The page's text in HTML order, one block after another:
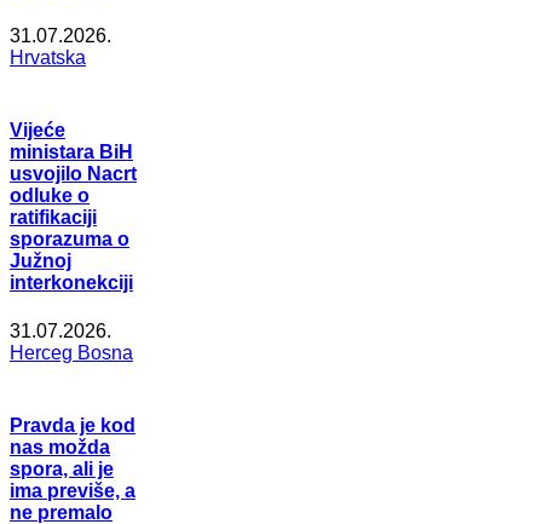
31.07.2026.
Hrvatska
Vijeće
ministara BiH
usvojilo Nacrt
odluke o
ratifikaciji
sporazuma o
Južnoj
interkonekciji
31.07.2026.
Herceg Bosna
Pravda je kod
nas možda
spora, ali je
ima previše, a
ne premalo